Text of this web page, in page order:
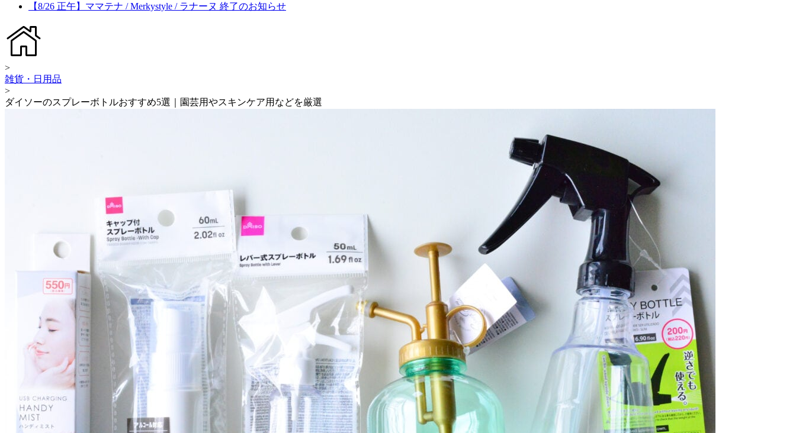
【8/26 正午】ママテナ / Merkystyle / ラナーヌ 終了のお知らせ
>
雑貨・日用品
>
ダイソーのスプレーボトルおすすめ5選｜園芸用やスキンケア用などを厳選